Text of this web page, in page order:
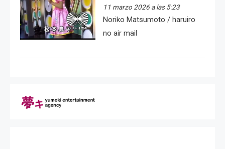
11 marzo 2026 a las 5:23
Noriko Matsumoto / haruiro
no air mail